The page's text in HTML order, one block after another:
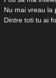
Nu mai vreau la
Dintre toti tu ai